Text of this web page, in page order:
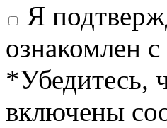
Я
ознакомлен
*Убедитесь,
включены